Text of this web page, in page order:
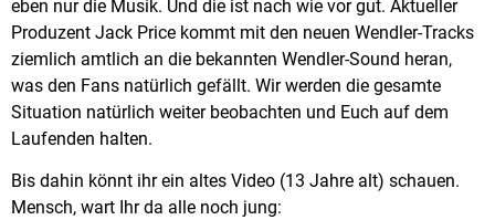
eben nur die Musik. Und die ist nach wie vor gut. Aktueller
Produzent Jack Price kommt mit den neuen Wendler-Tracks
ziemlich amtlich an die bekannten Wendler-Sound heran,
was den Fans natürlich gefällt. Wir werden die gesamte
Situation natürlich weiter beobachten und Euch auf dem
Laufenden halten.
Bis dahin könnt ihr ein altes Video (13 Jahre alt) schauen.
Mensch, wart Ihr da alle noch jung: